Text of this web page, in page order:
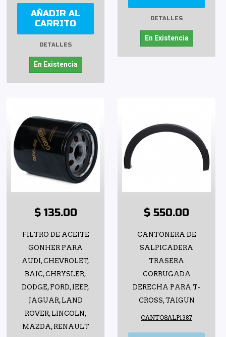
AÑADIR AL
CARRITO
DETALLES
En Existencia
DETALLES
En Existencia
$ 135.00
FILTRO DE ACEITE
GONHER PARA
AUDI, CHEVROLET,
BAIC, CHRYSLER,
DODGE, FORD, JEEP,
JAGUAR, LAND
ROVER, LINCOLN,
MAZDA, RENAULT
$ 550.00
CANTONERA DE
SALPICADERA
TRASERA
CORRUGADA
DERECHA PARA T-
CROSS, TAIGUN
CANTOSALP1387